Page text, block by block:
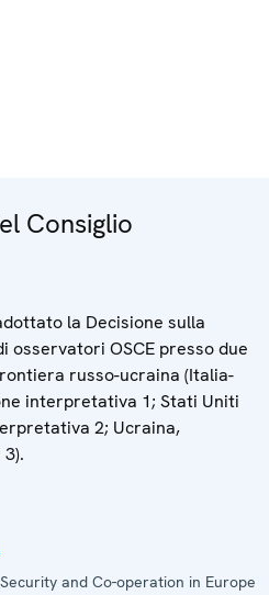
Consiglio
la Decisione sulla
osservatori OSCE presso due
russo-ucraina (Italia-
interpretativa 1; Stati Uniti
2; Ucraina,
and Co-operation in Europe